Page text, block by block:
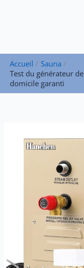
Accueil
Sauna
Test du générateur
domicile garanti